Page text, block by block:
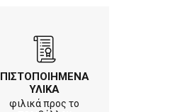
ΠΙΣΤΟΠΟΙΗΜΕΝΑ
ΥΛΙΚΑ
φιλικά προς το